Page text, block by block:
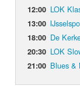
12:00 LOK
13:00
18:00 De
20:30 LOK
21:00 Blues &